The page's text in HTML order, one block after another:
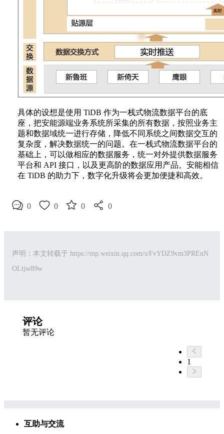
具体的设想是使用 TiDB 作为一栈式物流数据平台的底
座，把安能源端业务系统所采集的所有数据，按照业务主
题和数据域统一进行存储，降低不同系统之间数据交互的
复杂度，解决数据统一的问题。在一栈式物流数据平台的
基础上，可以做相应的数据服务，统一对外提供数据服务
平台和 API 接口，以及更高阶的数据应用产品。安能相信
在 TiDB 的助力下，数字化升级将会更加便捷和高效。
0 0 0 0
声明：本文转载于 https://mp.weixin.qq.com/s/FvYDZ9vm3PREnN
OLtjw89w
评论
暂无评论
1
互助与交流